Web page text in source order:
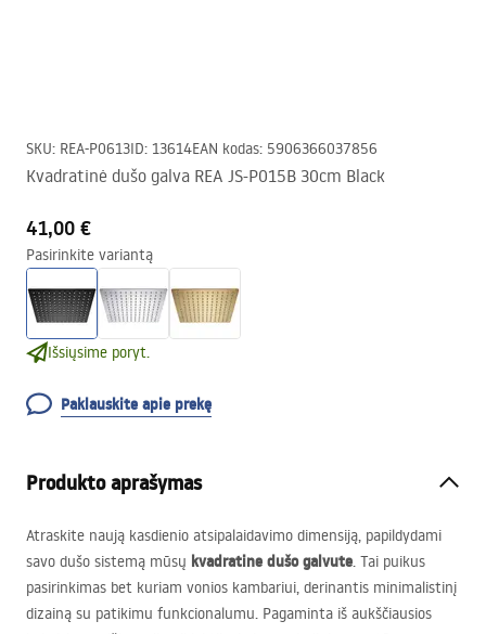
SKU: REA-P0613ID: 13614EAN kodas: 5906366037856
Kvadratinė dušo galva REA JS-P015B 30cm Black
41,00 €
Pasirinkite variantą
Išsiųsime poryt.
Paklauskite apie prekę
Produkto aprašymas
Atraskite naują kasdienio atsipalaidavimo dimensiją, papildydami
savo dušo sistemą mūsų kvadratine dušo galvute. Tai puikus
pasirinkimas bet kuriam vonios kambariui, derinantis minimalistinį
dizainą su patikimu funkcionalumu. Pagaminta iš aukščiausios